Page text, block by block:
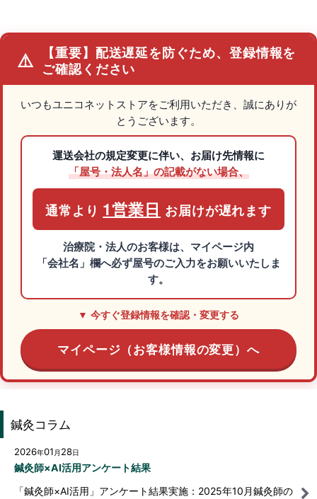
⚠️
【重要】配送遅延を防ぐため、登録情報を
ご確認ください
いつもユニコネットストアをご利用いただき、誠にありが
とうございます。
運送会社の規定変更に伴い、お届け先情報に
「屋号・法人名」の記載がない場合、
通常より 1営業日 お届けが遅れます
治療院・法人のお客様は、マイページ内
「会社名」欄へ必ず屋号のご入力をお願いいたしま
す。
▼ 今すぐ登録情報を確認・変更する
マイページ（お客様情報の変更）へ
鍼灸コラム
2026年01 月 28日
鍼灸師×AI活用アンケート結果
「鍼灸師×AI活用」アンケート結果実施：2025年10月鍼灸師の